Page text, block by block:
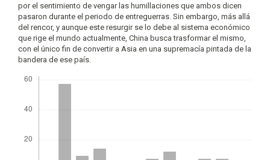
por el sentimiento de vengar las humillaciones que ambos dicen
pasaron durante el periodo de entreguerras. Sin embargo, más allá
del rencor, y aunque este resurgir se lo debe al sistema económico
que rige el mundo actualmente, China busca trasformar el mismo,
con el único fin de convertir a Asia en una supremacía pintada de la
bandera de ese país.